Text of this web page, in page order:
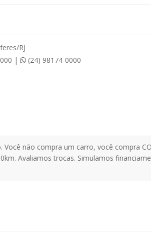
RJ
|
(24) 98174-0000
não compra um carro, você compra
Avaliamos trocas. Simulamos